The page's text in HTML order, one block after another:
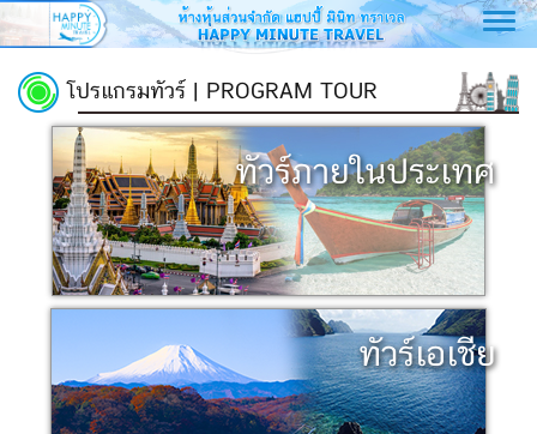
โปรแกรมทัวร์ | PROGRAM TOUR
ทัวร์ภายในประเทศ
ทัวร์เอเชีย